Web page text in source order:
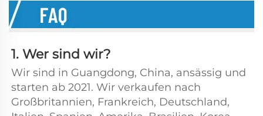
1. Wer sind wir?
Wir sind in Guangdong, China, ansässig und
starten ab 2021. Wir verkaufen nach
Großbritannien, Frankreich, Deutschland,